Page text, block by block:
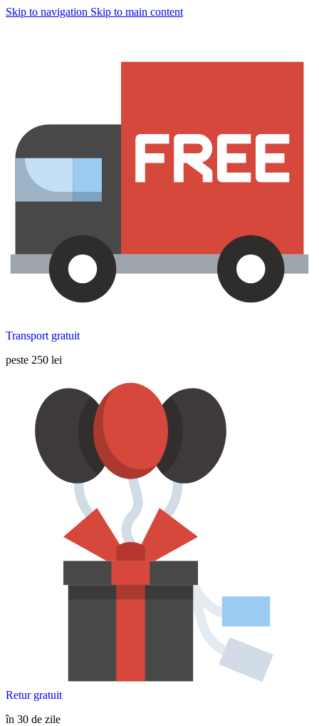
Skip to navigation Skip to main content
Transport gratuit
peste 250 lei
Retur gratuit
în 30 de zile